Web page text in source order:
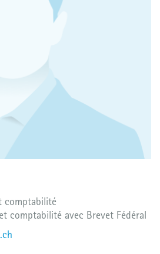
comptabilité
comptabilité avec Brevet Fédéral